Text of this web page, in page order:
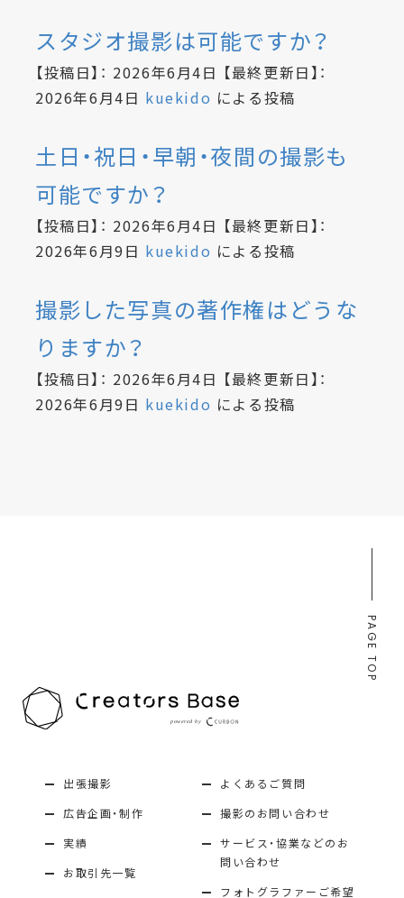
スタジオ撮影は可能ですか？
【投稿日】： 2026年6月4日 【最終更新日】：
2026年6月4日 kuekido による投稿
土日・祝日・早朝・夜間の撮影も
可能ですか？
【投稿日】： 2026年6月4日 【最終更新日】：
2026年6月9日 kuekido による投稿
撮影した写真の著作権はどうな
りますか？
【投稿日】： 2026年6月4日 【最終更新日】：
2026年6月9日 kuekido による投稿
PAGE TOP
出張撮影
広告企画・制作
実績
お取引先一覧
よくあるご質問
撮影のお問い合わせ
サービス・協業などのお
問い合わせ
フォトグラファーご希望